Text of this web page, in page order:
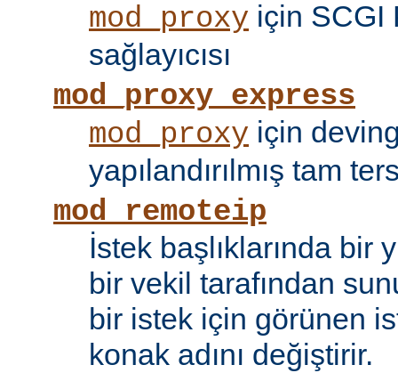
mod_proxy için SCGI
sağlayıcısı
mod_proxy_express
mod_proxy için
yapılandırılmış tam
mod_remoteip
İstek başlıklarında bir
bir vekil tarafından
bir istek için görünen
konak adını değiştirir.